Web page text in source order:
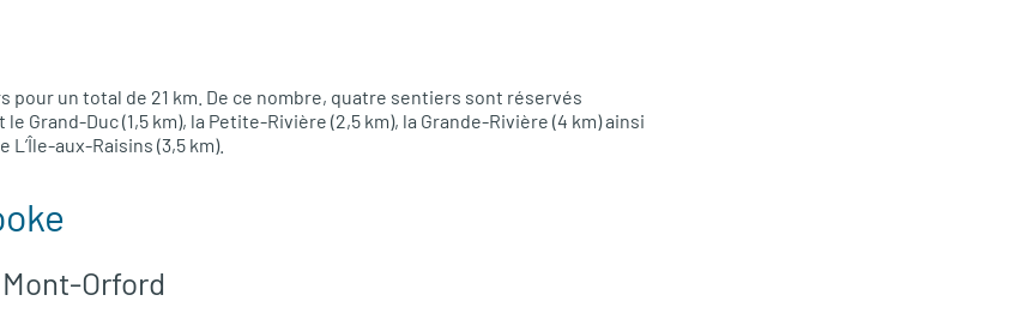
pour un total de 21 km. De ce nombre, quatre sentiers sont réservés
Grand-Duc (1,5 km), la Petite-Rivière (2,5 km), la Grande-Rivière (4 km) ainsi
aux-Raisins (3,5 km).
Orford